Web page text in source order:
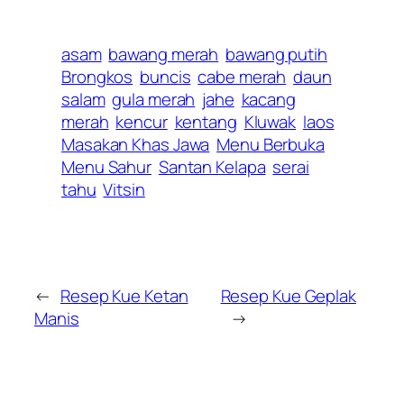
asam bawang merah bawang putih
Brongkos buncis cabe merah daun
salam gula merah jahe kacang
merah kencur kentang Kluwak laos
Masakan Khas Jawa Menu Berbuka
Menu Sahur Santan Kelapa serai
tahu Vitsin
← Resep Kue Ketan
Manis
Resep Kue Geplak
→